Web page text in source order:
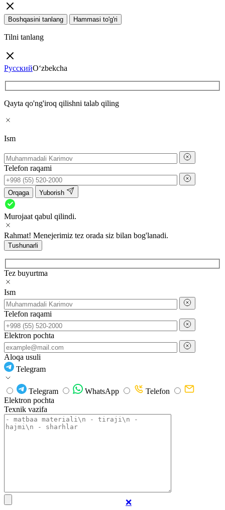
Boshqasini tanlang Hammasi to'g'ri
Tilni tanlang
РусскийO‘zbekcha
Qayta qo'ng'iroq qilishni talab qiling
Ism
Telefon raqami
Orqaga Yuborish
Murojaat qabul qilindi.
Rahmat! Menejerimiz tez orada siz bilan bog'lanadi.
Tushunarli
Tez buyurtma
Ism
Telefon raqami
Elektron pochta
Aloqa usuli
Telegram
Telegram WhatsApp
Telefon
Elektron pochta
Texnik vazifa
❌